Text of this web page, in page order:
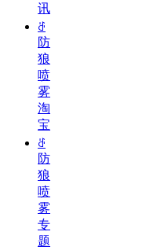
讯
ꁕ
防
狼
喷
雾
淘
宝
ꁕ
防
狼
喷
雾
专
题